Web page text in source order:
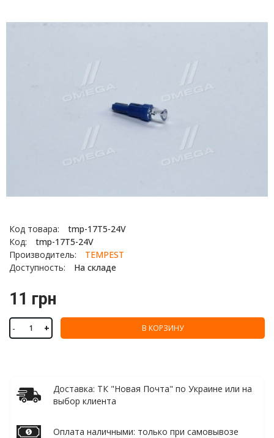
Код товара:
tmp-17T5-24V
Код:
tmp-17T5-24V
Производитель:
TEMPEST
Доступность:
На складе
11 грн
- + В КОРЗИНУ
Доставка: ТК "Новая Почта" по Украине или на
выбор клиента
Оплата наличными: только при самовывозе